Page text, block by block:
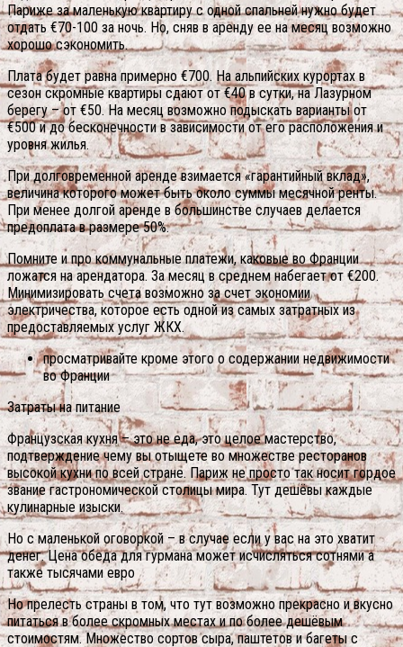
Париже за маленькую квартиру с одной спальней нужно будет
отдать €70-100 за ночь. Но, сняв в аренду ее на месяц возможно
хорошо сэкономить.
Плата будет равна примерно €700. На альпийских курортах в
сезон скромные квартиры сдают от €40 в сутки, на Лазурном
берегу – от €50. На месяц возможно подыскать варианты от
€500 и до бесконечности в зависимости от его расположения и
уровня жилья.
При долговременной аренде взимается «гарантийный вклад»,
величина которого может быть около суммы месячной ренты.
При менее долгой аренде в большинстве случаев делается
предоплата в размере 50%.
Помните и про коммунальные платежи, каковые во Франции
ложатся на арендатора. За месяц в среднем набегает от €200.
Минимизировать счета возможно за счет экономии
электричества, которое есть одной из самых затратных из
предоставляемых услуг ЖКХ.
просматривайте кроме этого о содержании недвижимости
во Франции
Затраты на питание
Французская кухня – это не еда, это целое мастерство,
подтверждение чему вы отыщете во множестве ресторанов
высокой кухни по всей стране. Париж не просто так носит гордое
звание гастрономической столицы мира. Тут дешёвы каждые
кулинарные изыски.
Но с маленькой оговоркой – в случае если у вас на это хватит
денег. Цена обеда для гурмана может исчисляться сотнями а
также тысячами евро
Но прелесть страны в том, что тут возможно прекрасно и вкусно
питаться в более скромных местах и по более дешёвым
стоимостям. Множество сортов сыра, паштетов и багеты с